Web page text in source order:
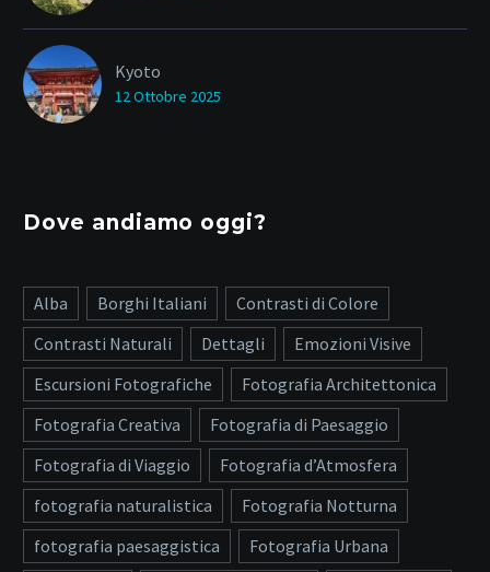
Kyoto
12 Ottobre 2025
Dove andiamo oggi?
Alba Borghi Italiani
Contrasti di Colore
Contrasti Naturali
Dettagli
Emozioni Visive
Escursioni Fotografiche
Fotografia Architettonica
Fotografia Creativa
Fotografia di Paesaggio
Fotografia di Viaggio
Fotografia d’Atmosfera
fotografia naturalistica
Fotografia Notturna
fotografia paesaggistica
Fotografia Urbana